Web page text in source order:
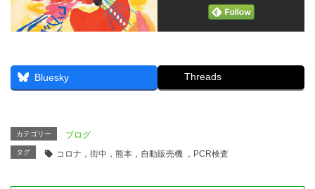
Bluesky Threads
カテゴリー ブログ
タグ コロナ，街中，熊本，自動販売機 ，PCR検査